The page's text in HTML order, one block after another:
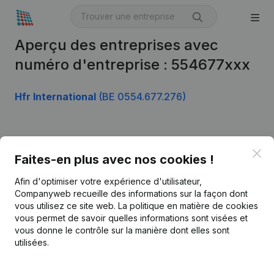
Aperçu des entreprises avec
numéro d'entreprise : 554677xxx
Hfr International (BE 0554.677.276)
Faites-en plus avec nos cookies !
Afin d'optimiser votre expérience d'utilisateur,
Companyweb recueille des informations sur la façon dont
vous utilisez ce site web. La politique en matière de cookies
vous permet de savoir quelles informations sont visées et
vous donne le contrôle sur la manière dont elles sont
utilisées.
Français
Kantorenpark Everest
Leuvensesteenweg
Informations d’entreprise
Monitoring
Recherche internationale
Prospection